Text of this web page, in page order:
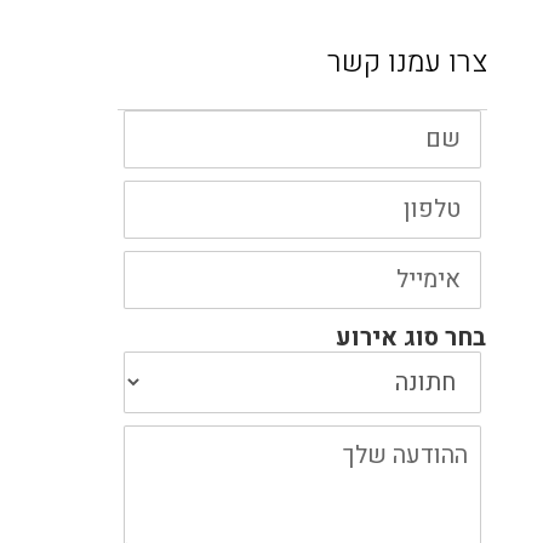
צרו עמנו קשר
שם
טלפון
אימייל
בחר סוג אירוע
ההודעה
שלך